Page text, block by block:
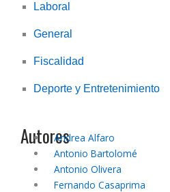
Laboral
General
Fiscalidad
Deporte y Entretenimiento
AutoresAndrea Alfaro
Antonio Bartolomé
Antonio Olivera
Fernando Casaprima